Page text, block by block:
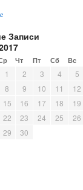
Записи
Чт Пт Сб Вс
1 2 3 4
5
8 9 10 11
12
15 16 17 18
19
22 23 24 25
26
29 30